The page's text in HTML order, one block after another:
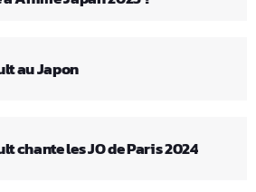
au Japon
chante les JO de Paris 2024